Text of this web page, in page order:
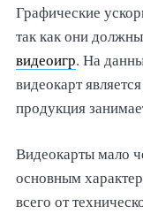
Графические
так как они
видеоигр. На
видеокарт
продукция
Видеокарты мало
основным
всего от